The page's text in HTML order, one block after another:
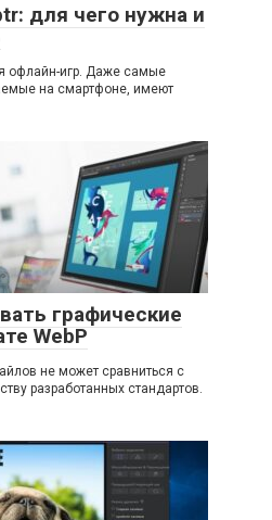
для чего нужна и
офлайн-игр. Даже самые
на смартфоне, имеют
графические
WebP
не может сравниться с
разработанных стандартов.